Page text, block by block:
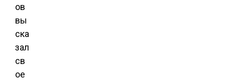
ов
вы
ска
зал
св
ое